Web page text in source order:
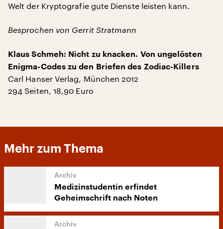
Welt der Kryptografie gute Dienste leisten kann.
Besprochen von Gerrit Stratmann
Klaus Schmeh: Nicht zu knacken. Von ungelösten
Enigma-Codes zu den Briefen des Zodiac-Killers
Carl Hanser Verlag, München 2012
294 Seiten, 18,90 Euro
Mehr zum Thema
Medizinstudentin erfindet
Geheimschrift nach Noten